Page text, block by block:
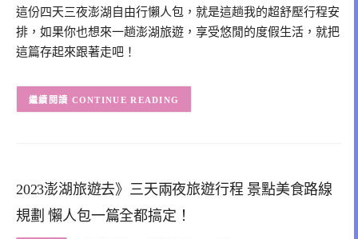
這份四天三夜澎湖自由行懶人包，就是這趟我的超舒壓行程安
排，如果你也想來一趟澎湖旅遊，享受悠閒的度假生活，就把
這篇存起來跟著走吧！
CONTINUE READING
2023澎湖旅遊去》三天兩夜旅遊行程 景點美食路線
規劃 懶人包一篇全都搞定！